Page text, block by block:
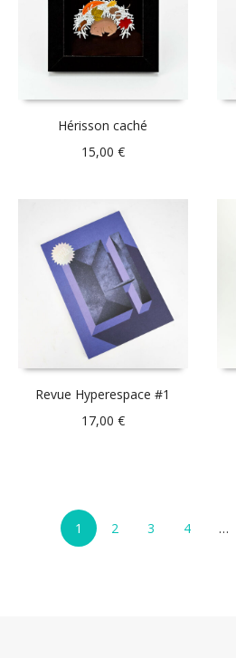
Hérisson caché
15,00 €
Revue Hyperespace #1
17,00 €
1 2 3 4 …